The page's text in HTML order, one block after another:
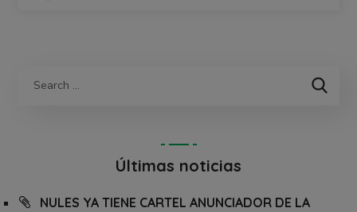
Últimas noticias
NULES YA TIENE CARTEL ANUNCIADOR DE LA